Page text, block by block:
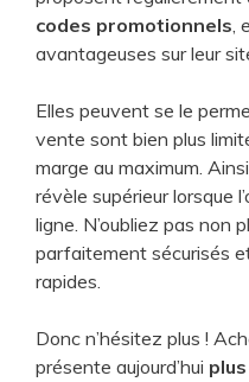
codes promotionnels,
avantageuses sur leur
Elles peuvent se le
vente sont bien plus
marge au maximum.
révèle supérieur lorsque
ligne. N’oubliez pas non
parfaitement sécurisés
rapides.
Donc n’hésitez plus !
présente aujourd’hui